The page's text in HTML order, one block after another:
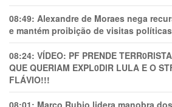
08:49: Alexandre de Moraes nega
e mantém proibição de visitas políticas
08:24: VÍDEO: PF PRENDE
QUE QUERIAM EXPL0DlR LULA E O
FLÁVIO!!!
08:01: Marco Rubio lidera manobra